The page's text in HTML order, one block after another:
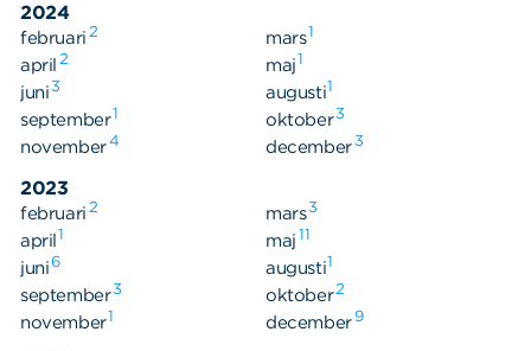
2024
februari 2 mars1
april 2 maj1
juni3 augusti1
september1 oktober3
november4 december3
2023
februari 2 mars3
april1 maj 11
juni6 augusti1
september3 oktober2
november1 december9
Om Cookies
Policy om personuppgifter